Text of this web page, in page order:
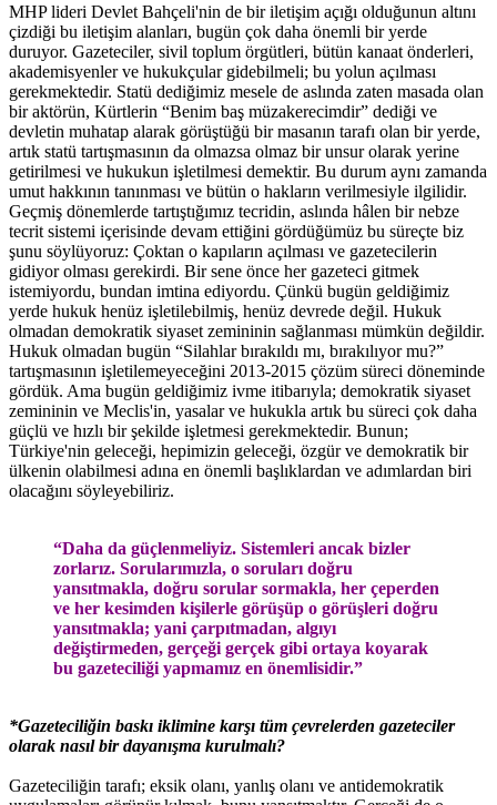
MHP lideri Devlet Bahçeli'nin de bir iletişim açığı olduğunun altını
çizdiği bu iletişim alanları, bugün çok daha önemli bir yerde
duruyor. Gazeteciler, sivil toplum örgütleri, bütün kanaat önderleri,
akademisyenler ve hukukçular gidebilmeli; bu yolun açılması
gerekmektedir. Statü dediğimiz mesele de aslında zaten masada olan
bir aktörün, Kürtlerin “Benim baş müzakerecimdir” dediği ve
devletin muhatap alarak görüştüğü bir masanın tarafı olan bir yerde,
artık statü tartışmasının da olmazsa olmaz bir unsur olarak yerine
getirilmesi ve hukukun işletilmesi demektir. Bu durum aynı zamanda
umut hakkının tanınması ve bütün o hakların verilmesiyle ilgilidir.
Geçmiş dönemlerde tartıştığımız tecridin, aslında hâlen bir nebze
tecrit sistemi içerisinde devam ettiğini gördüğümüz bu süreçte biz
şunu söylüyoruz: Çoktan o kapıların açılması ve gazetecilerin
gidiyor olması gerekirdi. Bir sene önce her gazeteci gitmek
istemiyordu, bundan imtina ediyordu. Çünkü bugün geldiğimiz
yerde hukuk henüz işletilebilmiş, henüz devrede değil. Hukuk
olmadan demokratik siyaset zemininin sağlanması mümkün değildir.
Hukuk olmadan bugün “Silahlar bırakıldı mı, bırakılıyor mu?”
tartışmasının işletilemeyeceğini 2013-2015 çözüm süreci döneminde
gördük. Ama bugün geldiğimiz ivme itibarıyla; demokratik siyaset
zemininin ve Meclis'in, yasalar ve hukukla artık bu süreci çok daha
güçlü ve hızlı bir şekilde işletmesi gerekmektedir. Bunun;
Türkiye'nin geleceği, hepimizin geleceği, özgür ve demokratik bir
ülkenin olabilmesi adına en önemli başlıklardan ve adımlardan biri
olacağını söyleyebiliriz.
“Daha da güçlenmeliyiz. Sistemleri ancak bizler
zorlarız. Sorularımızla, o soruları doğru
yansıtmakla, doğru sorular sormakla, her çeperden
ve her kesimden kişilerle görüşüp o görüşleri doğru
yansıtmakla; yani çarpıtmadan, algıyı
değiştirmeden, gerçeği gerçek gibi ortaya koyarak
bu gazeteciliği yapmamız en önemlisidir.”
*Gazeteciliğin baskı iklimine karşı tüm çevrelerden gazeteciler
olarak nasıl bir dayanışma kurulmalı?
Gazeteciliğin tarafı; eksik olanı, yanlış olanı ve antidemokratik